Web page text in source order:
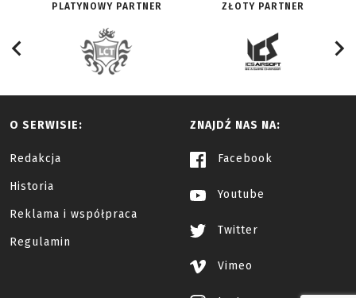
PLATYNOWY PARTNER ZŁOTY PARTNER
O SERWISIE:
Redakcja
Historia
Reklama i współpraca
Regulamin
ZNAJDŹ NAS NA:
Facebook
Youtube
Twitter
Vimeo